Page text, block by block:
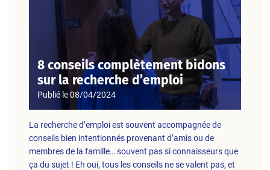
8 conseils complètement bidons
sur la recherche d’emploi
Publié le08/04/2024
La recherche d’emploi est souvent accompagnée de
conseils bien intentionnés provenant d’amis ou de
membres de la famille… souvent pas si connaisseurs que
ça du sujet ! Eh oui, tous les conseils ne se valent pas, et